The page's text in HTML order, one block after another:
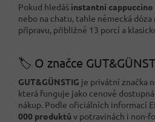
Pokud hledáš instantní cappuccino
nebo na chatu, tahle německá
přípravu, přibližně 13 porcí a
🏷️ O značce
GUT&GÜNSTIG je privátní značka
která funguje jako cenově
nákup. Podle oficiálních informací
000 produktů v potravinách i non-